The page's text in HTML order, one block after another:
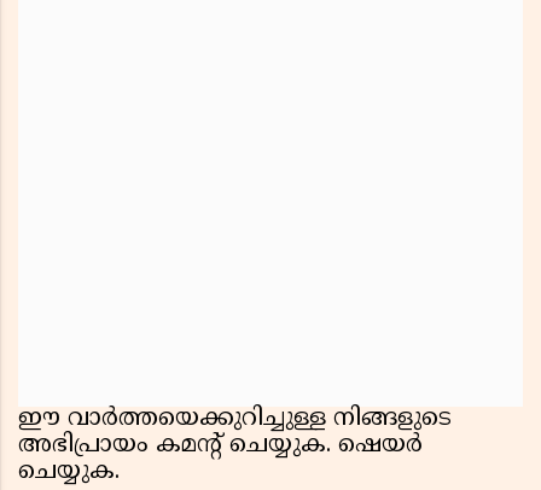
ഈ വാർത്തയെക്കുറിച്ചുള്ള നിങ്ങളുടെ
അഭിപ്രായം കമൻ്റ് ചെയ്യുക. ഷെയർ
ചെയ്യുക.